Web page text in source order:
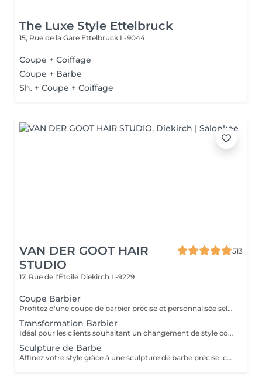
The Luxe Style Ettelbruck
15, Rue de la Gare Ettelbruck L-9044
Coupe + Coiffage
Coupe + Barbe
Sh. + Coupe + Coiffage
VAN DER GOOT HAIR
STUDIO
513
17, Rue de l'Étoile Diekirch L-9229
Coupe Barbier
Profitez d'une coupe de barbier précise et personnalisée selon votre style. Des dégradés nets aux coupes classiques, chaque détail est travaillé avec précision pour un résultat propre et élégant. La coupe est finalisée par un styling professionnel afin de garantir une coiffure nette et facile à entretenir.
Transformation Barbier
Idéal pour les clients souhaitant un changement de style complet, notamment lors du passage de cheveux longs à une coupe plus courte et structurée. Votre barbier prendra le temps de vous conseiller afin de créer une coupe adaptée à votre visage et vous guidera sur la manière de coiffer et d'entretenir votre nouveau look au quotidien.
Sculpture de Barbe
Affinez votre style grâce à une sculpture de barbe précise, conçue pour maintenir une barbe nette, équilibrée et parfaitement définie. Ce service comprend un travail minutieux de taille, de mise en forme et de contours afin de mettre en valeur la structure naturelle de votre visage.